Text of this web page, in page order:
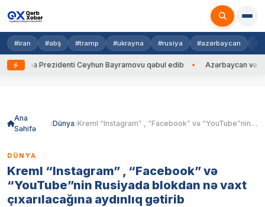
#iran #abş #tramp #ukrayna #rusiya #azərbaycan
Prezidenti Ceyhun Bayramovu qəbul edib Azərbaycan və
Ana
Səhifə
Dünya Kreml “Instagram” , “Facebook” və “YouTube”nin Rusiyada blokdan nə vaxt çıxarılacağına aydınlıq gətirib
DÜNYA
Kreml “Instagram” , “Facebook” və
“YouTube”nin Rusiyada blokdan nə vaxt
çıxarılacağına aydınlıq gətirib